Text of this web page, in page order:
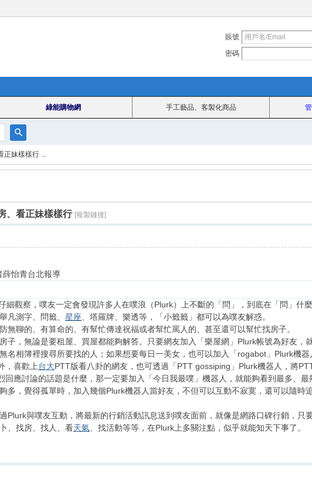
賬號
密碼
綠能購物網 手工藝品、客製化商品
搜
索
正妹樣樣行 ...
、看正妹樣樣行 [複製鏈接]
怡青台北報導
細觀察，噗友一定會發現許多人在噗浪（Plurk）上不斷的「問」，到底在「問」什
凡測字、問籤、 星座 、塔羅牌、樂透等，「小籤籤」都可以為噗友解惑。
無聊的、有算命的、有幫忙傳達祝福或者幫忙罵人的、甚至還可以幫忙找房子。
子，無論是要租屋、買屋都能夠解答。只要網友加入「樂屋網」Plurk帳號為好友，
名相簿裡搜尋所要找的人；如果想要每日一美女，也可以加入「rogabot」Plurk機
，喜歡上台大PTT版看八卦的網友，也可透過「PTT gossiping」Plurk機器人，將
應討論的話題是什麼，那一定要加入「今日我最噗」機器人，就能夠看到最多、最
多，覺得孤單時，加入幾個Plurk機器人當好友，不但可以互動不寂寞，還可以隨時
Plurk與噗友互動，將最新的行銷活動訊息送到噗友面前，就像是網路口碑行銷，只
、找房、找人、看天氣 、找活動等等，在Plurk上多關注點，似乎就能知天下事了。